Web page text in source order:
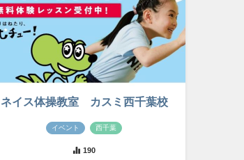
ネイス体操教室 カスミ西千葉校
イベント 西千葉
190